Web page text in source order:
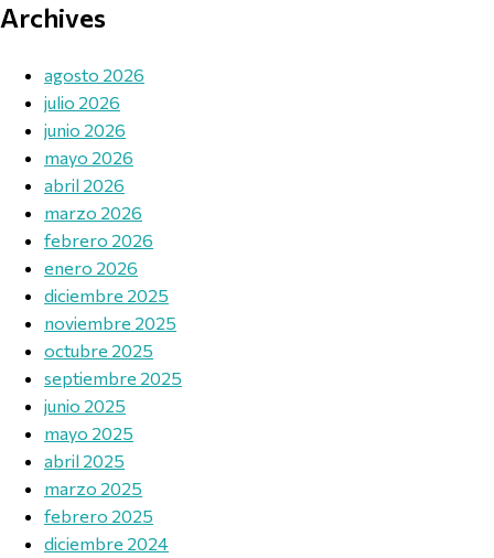
Archives
agosto 2026
julio 2026
junio 2026
mayo 2026
abril 2026
marzo 2026
febrero 2026
enero 2026
diciembre 2025
noviembre 2025
octubre 2025
septiembre 2025
junio 2025
mayo 2025
abril 2025
marzo 2025
febrero 2025
diciembre 2024